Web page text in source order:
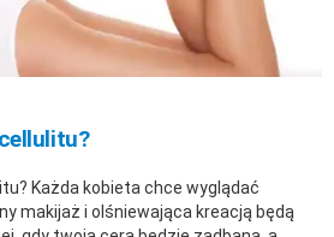
Każda kobieta chce wyglądać
makijaż i olśniewająca kreacją będą